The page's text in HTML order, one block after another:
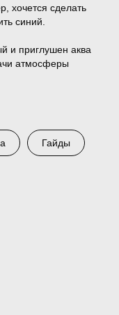
хочется сделать
синий.
и приглушен аква
атмосферы
Гайды